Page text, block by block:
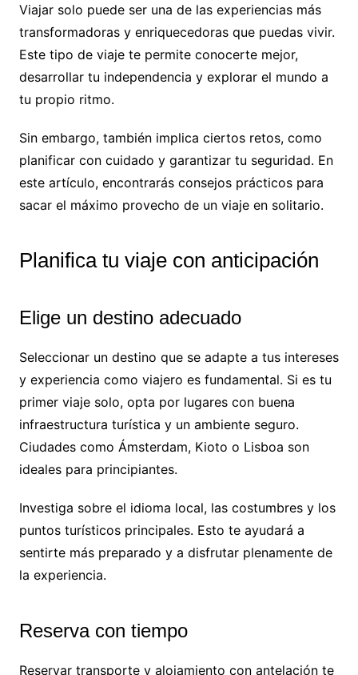
Viajar solo puede ser una de las experiencias más
transformadoras y enriquecedoras que puedas vivir.
Este tipo de viaje te permite conocerte mejor,
desarrollar tu independencia y explorar el mundo a
tu propio ritmo.
Sin embargo, también implica ciertos retos, como
planificar con cuidado y garantizar tu seguridad. En
este artículo, encontrarás consejos prácticos para
sacar el máximo provecho de un viaje en solitario.
Planifica tu viaje con anticipación
Elige un destino adecuado
Seleccionar un destino que se adapte a tus intereses
y experiencia como viajero es fundamental. Si es tu
primer viaje solo, opta por lugares con buena
infraestructura turística y un ambiente seguro.
Ciudades como Ámsterdam, Kioto o Lisboa son
ideales para principiantes.
Investiga sobre el idioma local, las costumbres y los
puntos turísticos principales. Esto te ayudará a
sentirte más preparado y a disfrutar plenamente de
la experiencia.
Reserva con tiempo
Reservar transporte y alojamiento con antelación te